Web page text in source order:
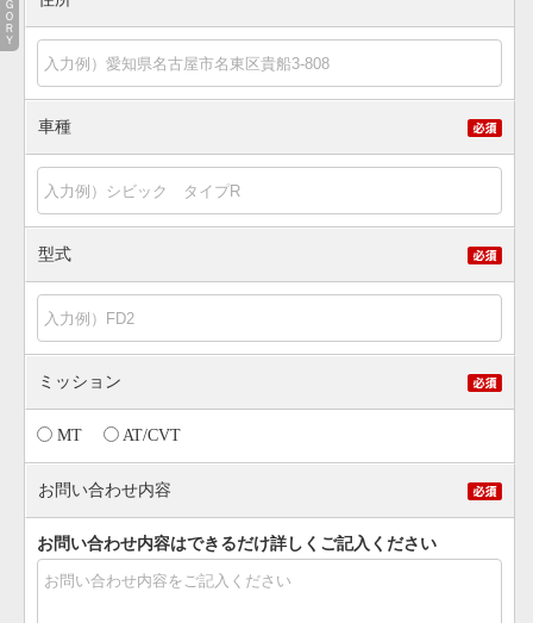
車種
型式
ミッション
MT AT/CVT
お問い合わせ内容
お問い合わせ内容はできるだけ詳しくご記入ください